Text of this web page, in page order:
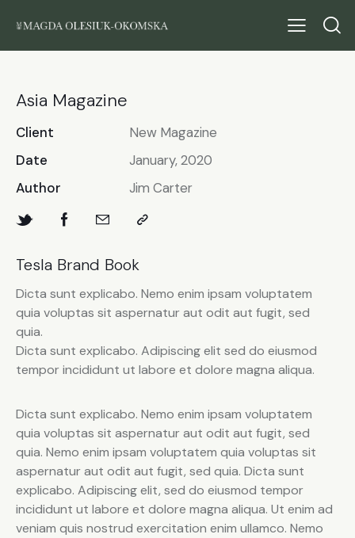
Asia Magazine
Client
New Magazine
Date
January, 2020
Author
Jim Carter
Tesla Brand Book
Dicta sunt explicabo. Nemo enim ipsam voluptatem
quia voluptas sit aspernatur aut odit aut fugit, sed
quia.
Dicta sunt explicabo. Adipiscing elit sed do eiusmod
tempor incididunt ut labore et dolore magna aliqua.
Dicta sunt explicabo. Nemo enim ipsam voluptatem
quia voluptas sit aspernatur aut odit aut fugit, sed
quia. Nemo enim ipsam voluptatem quia voluptas sit
aspernatur aut odit aut fugit, sed quia. Dicta sunt
explicabo. Adipiscing elit, sed do eiusmod tempor
incididunt ut labore et dolore magna aliqua. Ut enim ad
veniam quis nostrud exercitation enim ullamco. Nemo